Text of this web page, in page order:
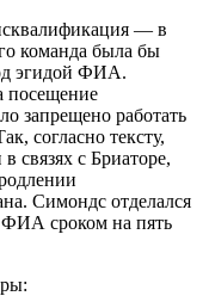
— в
команда была бы
эгидой ФИА.
посещение
запрещено работать
согласно тексту,
связях с Бриаторе,
Симондс отделался
ФИА сроком на пять